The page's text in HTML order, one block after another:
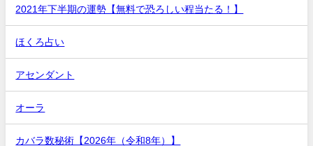
2021年下半期の運勢【無料で恐ろしい程当たる！】
ほくろ占い
アセンダント
オーラ
カバラ数秘術【2026年（令和8年）】